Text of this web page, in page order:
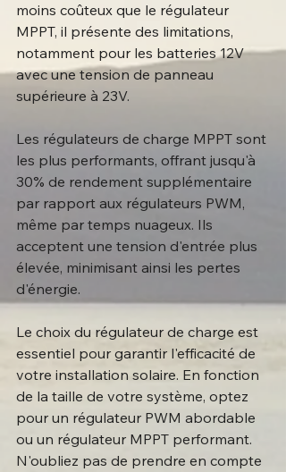
moins coûteux que le régulateur
MPPT, il présente des limitations,
notamment pour les batteries 12V
avec une tension de panneau
supérieure à 23V.
Les régulateurs de charge MPPT sont
les plus performants, offrant jusqu'à
30% de rendement supplémentaire
par rapport aux régulateurs PWM,
même par temps nuageux. Ils
acceptent une tension d'entrée plus
élevée, minimisant ainsi les pertes
d'énergie.
Le choix du régulateur de charge est
essentiel pour garantir l'efficacité de
votre installation solaire. En fonction
de la taille de votre système, optez
pour un régulateur PWM abordable
ou un régulateur MPPT performant.
N'oubliez pas de prendre en compte